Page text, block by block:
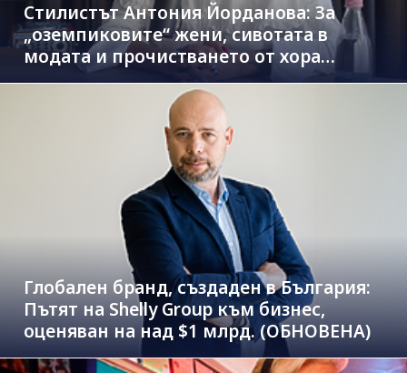
Стилистът Антония Йорданова: За
„оземпиковите“ жени, сивотата в
модата и прочистването от хора
паразити
Глобален бранд, създаден в България:
Пътят на Shelly Group към бизнес,
оценяван на над $1 млрд. (ОБНОВЕНА)